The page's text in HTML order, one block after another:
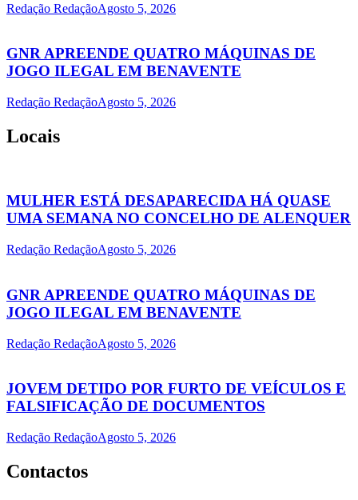
Redação RedaçãoAgosto 5, 2026
GNR APREENDE QUATRO MÁQUINAS DE
JOGO ILEGAL EM BENAVENTE
Redação RedaçãoAgosto 5, 2026
Locais
MULHER ESTÁ DESAPARECIDA HÁ QUASE
UMA SEMANA NO CONCELHO DE ALENQUER
Redação RedaçãoAgosto 5, 2026
GNR APREENDE QUATRO MÁQUINAS DE
JOGO ILEGAL EM BENAVENTE
Redação RedaçãoAgosto 5, 2026
JOVEM DETIDO POR FURTO DE VEÍCULOS E
FALSIFICAÇÃO DE DOCUMENTOS
Redação RedaçãoAgosto 5, 2026
Contactos